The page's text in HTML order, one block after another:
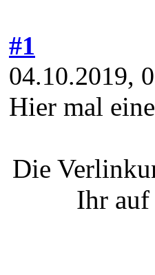
#1
04.10.2019,
Hier mal
Die
Ihr auf